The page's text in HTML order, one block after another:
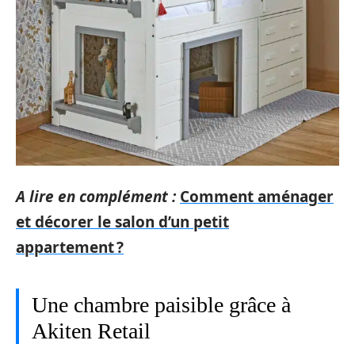
A lire en complément : Comment aménager
et décorer le salon d’un petit
appartement ?
Une chambre paisible grâce à
Akiten Retail